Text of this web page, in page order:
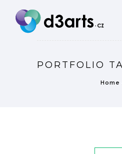
PORTFOLIO
Home